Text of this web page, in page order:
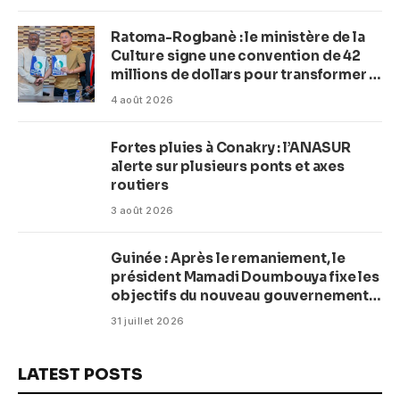
Ratoma-Rogbanè : le ministère de la
Culture signe une convention de 42
millions de dollars pour transformer la
plage en complexe balnéaire
4 août 2026
Fortes pluies à Conakry : l’ANASUR
alerte sur plusieurs ponts et axes
routiers
3 août 2026
Guinée : Après le remaniement, le
président Mamadi Doumbouya fixe les
objectifs du nouveau gouvernement
(CM)
31 juillet 2026
LATEST POSTS